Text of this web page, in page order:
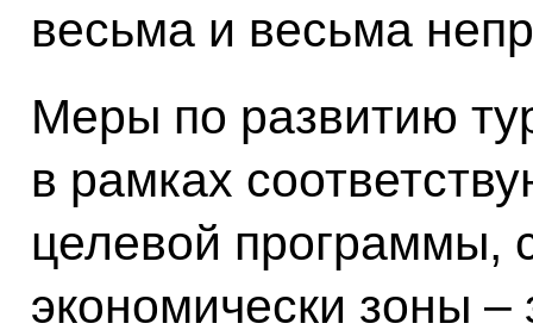
весьма и весьма
Меры по развитию
в рамках
целевой программы,
экономически зоны